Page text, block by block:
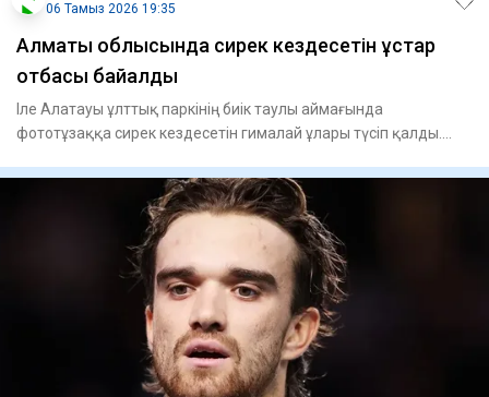
06 Тамыз 2026 19:35
Алматы облысында сирек кездесетін құстар
отбасы байқалды
Іле Алатауы ұлттық паркінің биік таулы аймағында
фототұзаққа сирек кездесетін гималай ұлары түсіп қалды.